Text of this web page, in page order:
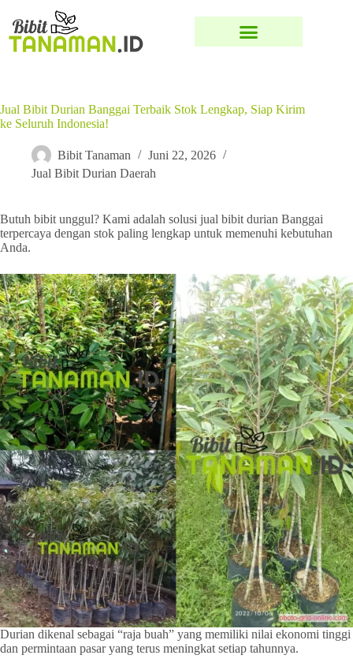
Jual Bibit Durian Banggai Terbaik Stok Lengkap, Siap Kirim
ke Seluruh Indonesia!
Bibit Tanaman
Juni 22, 2026
Jual Bibit Durian Daerah
Butuh bibit unggul? Kami adalah solusi jual bibit durian Banggai
terpercaya dengan stok paling lengkap untuk memenuhi kebutuhan
Anda.
Durian dikenal sebagai “raja buah” yang memiliki nilai ekonomi tinggi
dan permintaan pasar yang terus meningkat setiap tahunnya.